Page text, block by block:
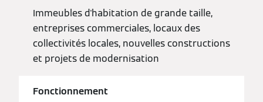
Immeubles d'habitation de grande taille,
entreprises commerciales, locaux des
collectivités locales, nouvelles constructions
et projets de modernisation
Fonctionnement